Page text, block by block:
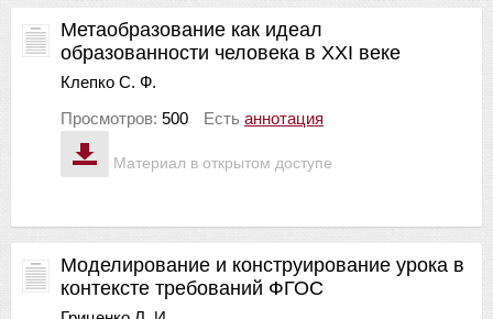
Материал в открытом доступе
Метаобразование как идеал
образованности человека в XXI веке
Клепко С. Ф.
Просмотров: 500 Есть аннотация
Моделирование и конструирование урока в
контексте требований ФГОС